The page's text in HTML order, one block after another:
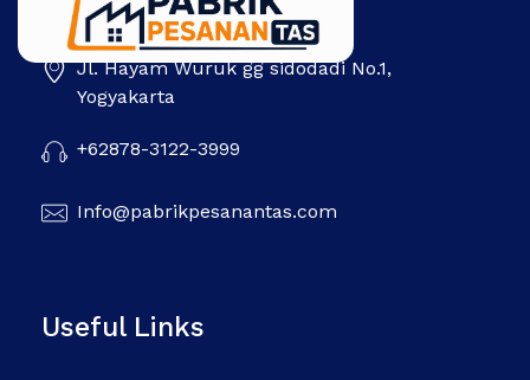
Pabrik Pesanan Tas Jl. Hayam Wuruk gg sidodadi No.1,
Yogyakarta
+62878-3122-3999
Info@pabrikpesanantas.com
Useful Links